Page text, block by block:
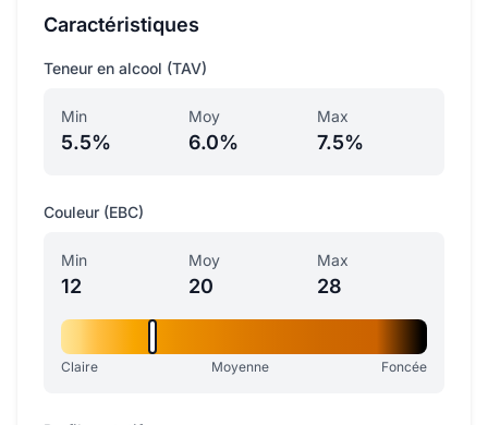
Caractéristiques
Teneur en alcool (TAV)
Min
5.5%
Moy
6.0%
Max
7.5%
Couleur (EBC)
Min
12
Moy
20
Max
28
Claire Moyenne Foncée